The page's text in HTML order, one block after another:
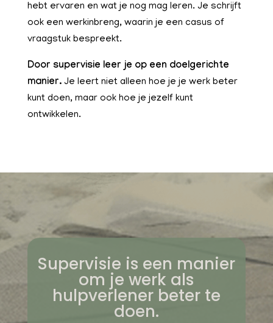
hebt ervaren en wat je nog mag leren. Je schrijft
ook een werkinbreng, waarin je een casus of
vraagstuk bespreekt.
Door supervisie leer je op een doelgerichte
manier.Je leert niet alleen hoe je je werk beter
kunt doen, maar ook hoe je jezelf kunt
ontwikkelen.
Supervisie is een manier
om je werk als
hulpverlener beter te
doen.